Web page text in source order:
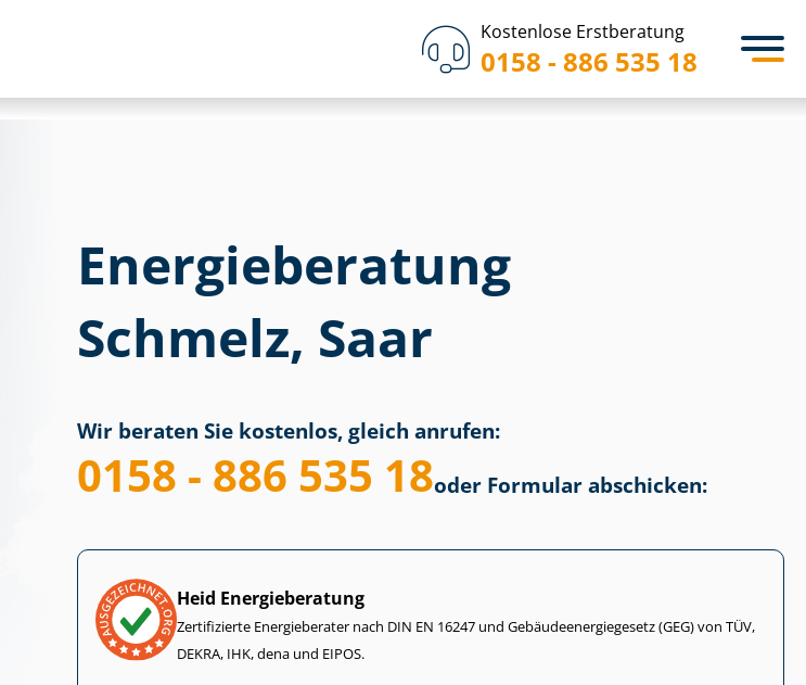
Kostenlose Erstberatung
0158 - 886 535 18
Energieberatung
Schmelz, Saar
Wir beraten Sie kostenlos, gleich anrufen:
0158 - 886 535 18oder Formular abschicken:
Heid Energieberatung
Zertifizierte Energieberater nach DIN EN 16247 und Ge­bäu­de­en­er­gie­ge­setz (GEG) von TÜV,
DEKRA, IHK, dena und EIPOS.